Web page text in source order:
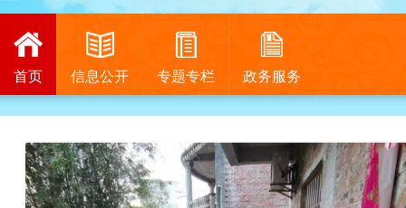
首页 信息公开 专题专栏 政务服务